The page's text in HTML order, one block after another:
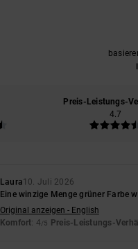
Preis-Leistungs-
4.7
Laura10. Juli 2026
Eine winzige Menge grüner Farbe
Original anzeigen - English
Komfort: 4/5 Preis-Leistungs-